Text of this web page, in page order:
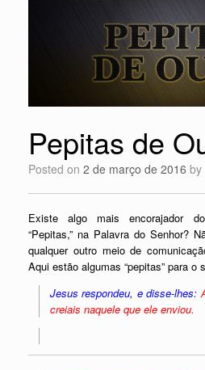
Pepitas de
Posted on 2 de março de 2016 by
Existe algo mais encorajador
“Pepitas,” na Palavra do Senhor?
qualquer outro meio de
Aqui estão algumas “pepitas” para o
Jesus respondeu, e disse-lhes:
creiais naquele que ele enviou.